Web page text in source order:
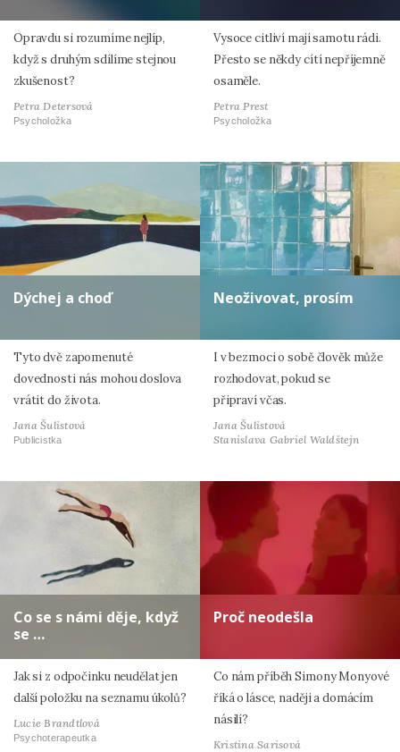
Opravdu si rozumíme nejlíp,
když s druhým sdílíme stejnou
zkušenost?
Petra Detersová
Psycholožka
Vysoce citliví mají samotu rádi.
Přesto se někdy cítí nepříjemně
osaměle.
Petra Prest
Psycholožka
Dýchej a choď
Tyto dvě zapomenuté
dovednosti nás mohou doslova
vrátit do života.
Jana Šulistová
Publicistka
Neoživovat, prosím
I v bezmoci o sobě člověk může
rozhodovat, pokud se
připraví včas.
Jana Šulistová
Stanislava Gabriel Waldštejn
Co se s námi děje, když
se …
Jak si z odpočinku neudělat jen
další položku na seznamu úkolů?
Lucie Brandtlová
Psychoterapeutka
Proč neodešla
Co nám příběh Simony Monyové
říká o lásce, naději a domácím
násilí?
Kristina Sarisová